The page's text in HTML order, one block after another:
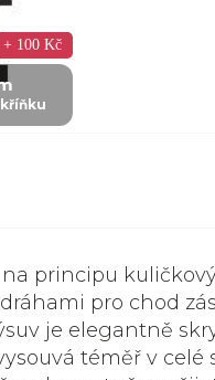
+ 100 Kč
principu
pro chod
je elegantně
téměř v celé